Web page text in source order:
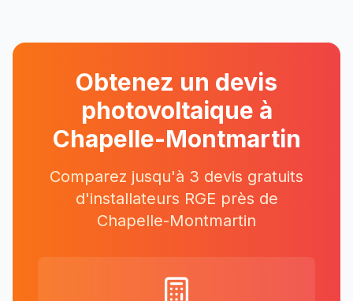
Obtenez un devis
photovoltaique à
Chapelle-Montmartin
Comparez jusqu'à 3 devis gratuits
d'installateurs RGE près de
Chapelle-Montmartin